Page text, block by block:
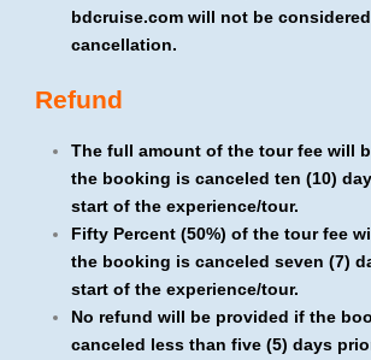
bdcruise.com will not be
cancellation.
Refund
The full amount of the tour fee will
the booking is canceled ten (10)
start of the experience/tour.
Fifty Percent (50%) of the tour fee
the booking is canceled seven (7)
start of the experience/tour.
No refund will be provided if the
canceled less than five (5) days